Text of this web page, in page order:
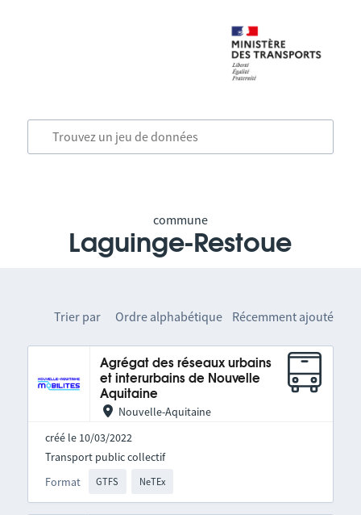
commune
Laguinge-Restoue
Trier par Ordre alphabétique Récemment ajouté
Agrégat des réseaux urbains
et interurbains de Nouvelle
Aquitaine
Nouvelle-Aquitaine
créé le 10/03/2022
Format GTFS NeTEx
Transport public collectif